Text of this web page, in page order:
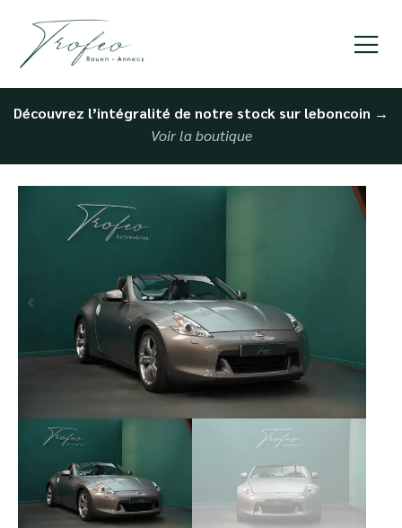
Découvrez l’intégralité de notre stock sur leboncoin →
Voir la boutique